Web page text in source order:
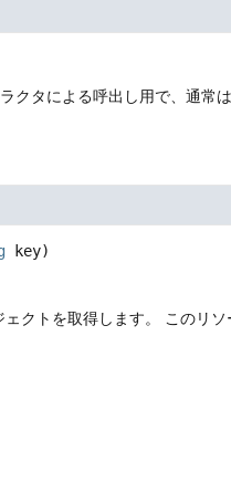
クタによる呼出し用で、通常
key)
クトを取得します。
このリ